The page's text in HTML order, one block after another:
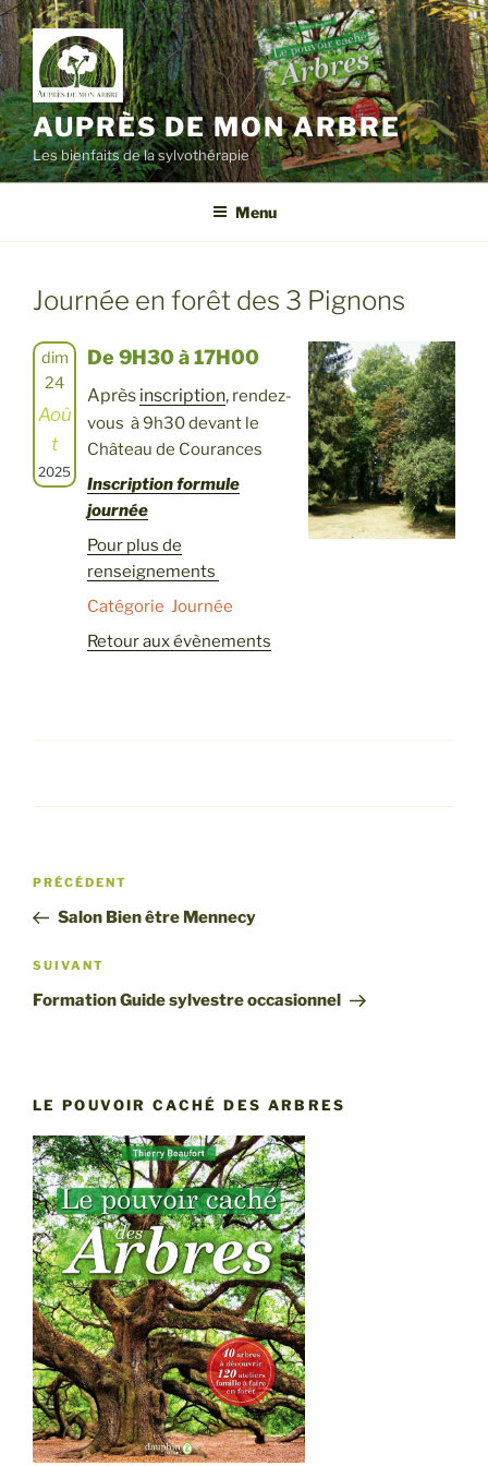
Aller
au
contenu
principal
AUPRÈS DE MON ARBRE
Les bienfaits de la sylvothérapie
Menu
Journée en forêt des 3 Pignons
dim
24
Aoû
t
2025
De 9H30 à 17H00
Après inscription, rendez-
vous à 9h30 devant le
Château de Courances
Inscription formule
journée
Pour plus de
renseignements
Catégorie Journée
Retour aux évènements
Navigation
l’article
Article
précédent
PRÉCÉDENT
Salon Bien être Mennecy
Article
suivant
SUIVANT
Formation Guide sylvestre occasionnel
LE POUVOIR CACHÉ DES ARBRES